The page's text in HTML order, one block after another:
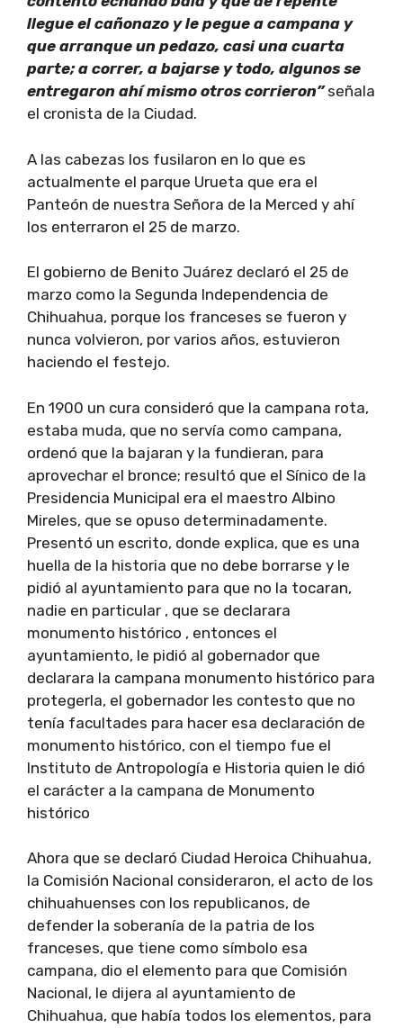
llegue el cañonazo y le pegue a campana y
que arranque un pedazo, casi una cuarta
parte; a correr, a bajarse y todo, algunos se
entregaron ahí mismo otros corrieron”señala
el cronista de la Ciudad.
A las cabezas los fusilaron en lo que es
actualmente el parque Urueta que era el
Panteón de nuestra Señora de la Merced y ahí
los enterraron el 25 de marzo.
El gobierno de Benito Juárez declaró el 25 de
marzo como la Segunda Independencia de
Chihuahua, porque los franceses se fueron y
nunca volvieron, por varios años, estuvieron
haciendo el festejo.
En 1900 un cura consideró que la campana rota,
estaba muda, que no servía como campana,
ordenó que la bajaran y la fundieran, para
aprovechar el bronce; resultó que el Sínico de la
Presidencia Municipal era el maestro Albino
Mireles, que se opuso determinadamente.
Presentó un escrito, donde explica, que es una
huella de la historia que no debe borrarse y le
pidió al ayuntamiento para que no la tocaran,
nadie en particular , que se declarara
monumento histórico , entonces el
ayuntamiento, le pidió al gobernador que
declarara la campana monumento histórico para
protegerla, el gobernador les contesto que no
tenía facultades para hacer esa declaración de
monumento histórico, con el tiempo fue el
Instituto de Antropología e Historia quien le dió
el carácter a la campana de Monumento
histórico
Ahora que se declaró Ciudad Heroica Chihuahua,
la Comisión Nacional consideraron, el acto de los
chihuahuenses con los republicanos, de
defender la soberanía de la patria de los
franceses, que tiene como símbolo esa
campana, dio el elemento para que Comisión
Nacional, le dijera al ayuntamiento de
Chihuahua, que había todos los elementos, para